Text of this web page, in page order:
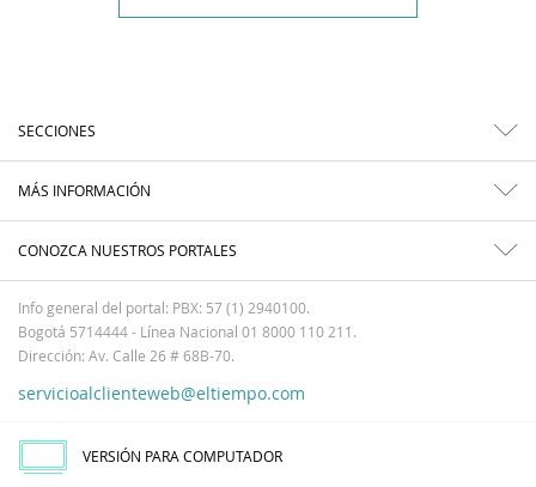
SECCIONES
MÁS INFORMACIÓN
CONOZCA NUESTROS PORTALES
Info general del portal: PBX: 57 (1) 2940100.
Bogotá 5714444 - Línea Nacional 01 8000 110 211.
Dirección: Av. Calle 26 # 68B-70.
servicioalclienteweb@eltiempo.com
VERSIÓN PARA COMPUTADOR